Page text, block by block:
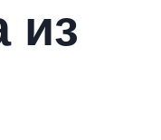
из